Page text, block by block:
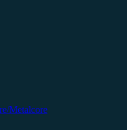
Metalcore